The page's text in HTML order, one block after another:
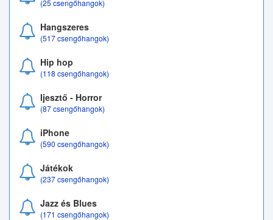
(25 csengőhangok)
Hangszeres
(517 csengőhangok)
Hip hop
(118 csengőhangok)
Ijesztő - Horror
(87 csengőhangok)
iPhone
(590 csengőhangok)
Játékok
(237 csengőhangok)
Jazz és Blues
(171 csengőhangok)